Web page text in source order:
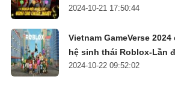
2024-10-21 17:50:44
Vietnam GameVerse
hệ sinh thái Roblox-Lần
Nam
2024-10-22 09:52:02